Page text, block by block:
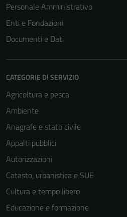
Personale Amministrativo
Enti e Fondazioni
Documenti e Dati
CATEGORIE DI SERVIZIO
Agricoltura e pesca
Ambiente
Anagrafe e stato civile
Appalti pubblici
Autorizzazioni
Catasto, urbanistica e SUE
Cultura e tempo libero
Educazione e formazione